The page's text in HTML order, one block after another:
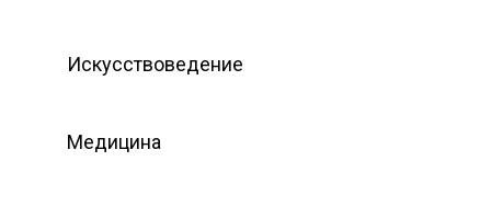
Искусствоведение
Медицина